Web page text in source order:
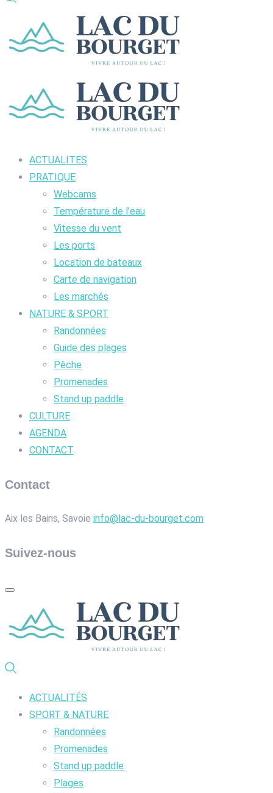
ACTUALITES
PRATIQUE
Webcams
Température de l’eau
Vitesse du vent
Les ports
Location de bateaux
Carte de navigation
Les marchés
NATURE & SPORT
Randonnées
Guide des plages
Pêche
Promenades
Stand up paddle
CULTURE
AGENDA
CONTACT
Contact
Aix les Bains, Savoie info@lac-du-bourget.com
Suivez-nous
ACTUALITÉS
SPORT & NATURE
Randonnées
Promenades
Stand up paddle
Plages